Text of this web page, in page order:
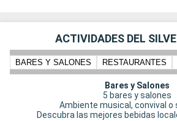
ACTIVIDADES DEL
BARES Y SALONES RESTAURANTES
Bares y Salones
5 bares y salones
Ambiente musical, convival o
Descubra las mejores bebidas